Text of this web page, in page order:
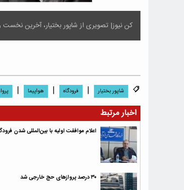
کن نیوز| تصویری از شاپور بختیار، آخرین نخست وزیر
شاپور بختیار | فرودگاه | هواپیما |
اخبار مرتبط
اعلام موافقت اولیه با بین‌المللی شدن
۳۰ درصد پروازهای حج خارجی شد